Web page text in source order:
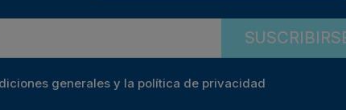
generales y la política de privacidad